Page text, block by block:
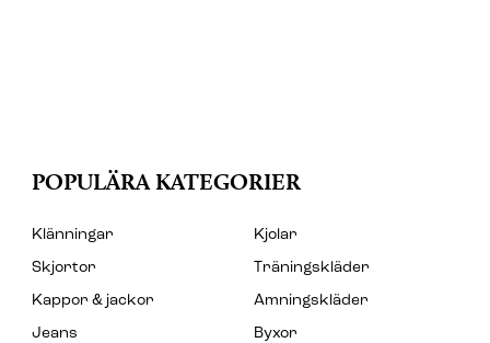
POPULÄRA KATEGORIER
Klänningar
Kjolar
Skjortor
Träningskläder
Kappor & jackor
Amningskläder
Jeans
Byxor